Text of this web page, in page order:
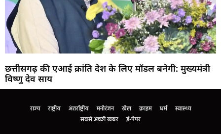
छत्तीसगढ़ की एआई क्रांति देश के लिए मॉडल बनेगी: मुख्यमंत्री
विष्णु देव साय
राज्य राष्ट्रीय अंतर्राष्ट्रीय मनोरंजन खेल क्राइम धर्म
स्वास्थ्य
सबसे अच्छी खबर
ई-पेपर